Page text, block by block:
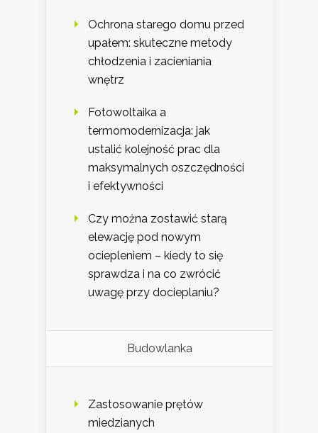
Ochrona starego domu przed
upałem: skuteczne metody
chłodzenia i zacieniania
wnętrz
Fotowoltaika a
termomodernizacja: jak
ustalić kolejność prac dla
maksymalnych oszczędności
i efektywności
Czy można zostawić starą
elewację pod nowym
ociepleniem – kiedy to się
sprawdza i na co zwrócić
uwagę przy docieplaniu?
Budowlanka
Zastosowanie prętów
miedzianych